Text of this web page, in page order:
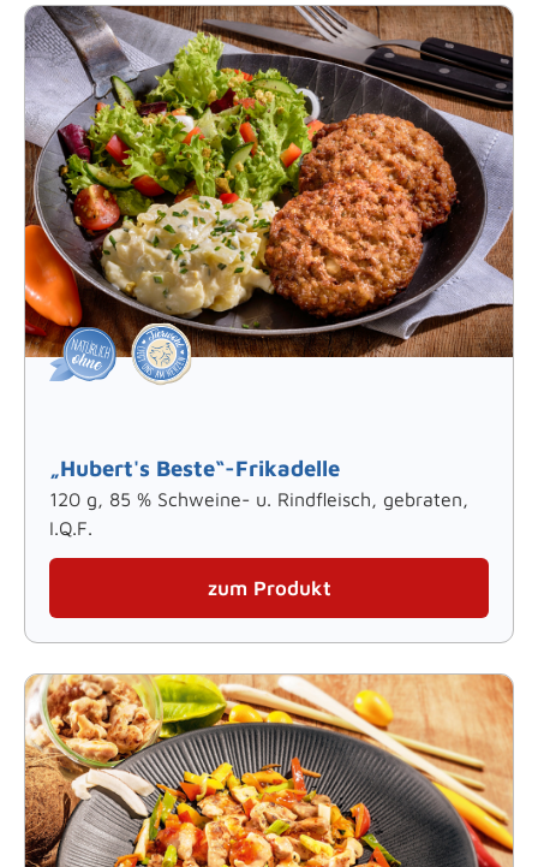
„Hubert's Beste“-Frikadelle
120 g, 85 % Schweine- u. Rindfleisch, gebraten,
I.Q.F.
zum Produkt